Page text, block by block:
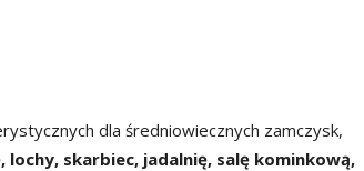
dla średniowiecznych zamczysk,
skarbiec, jadalnię, salę kominkową,